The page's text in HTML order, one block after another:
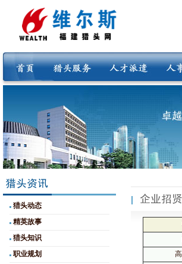
猎头动态
精英故事
猎头知识
职业规划